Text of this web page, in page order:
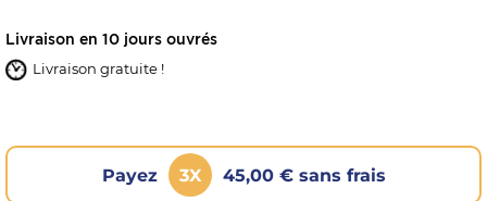
Livraison en 10 jours ouvrés
Livraison gratuite !
Payez 3X 45,00 € sans frais